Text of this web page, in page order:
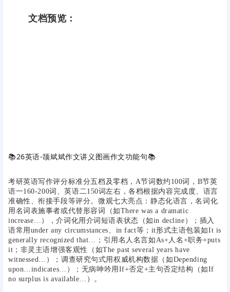
文档预览：
📚26英语-颉斌斌作文讲义图画作文功能句📚
考研英语写作评分标准分五档及零档，A节词数约100词，B节英
语一160-200词、英语二150词左右，各档根据内容完成度、语言
准确性、衔接手段等评分。微观七大亮点：静态化语言，名词化
用名词表施事者或代替形容词（如There was a dramatic
increase…），介词化用介词短语表状态（如in decline）；插入
语常用under any circumstances、in fact等；it形式主语包装如It is
generally recognized that…；引用名人名言如As+人名+职务+puts
it；非灵主语增强客观性（如The past several years have
witnessed…）；调查研究句式用权威机构数据（如Depending
upon…indicates…）；无病呻吟用If+否定+主句否定结构（如If
no surplus is available…）。